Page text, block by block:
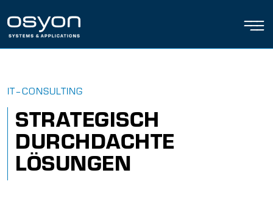
IT–CONSULTING
STRATEGISCH
DURCHDACHTE
LÖSUNGEN
———
———
——